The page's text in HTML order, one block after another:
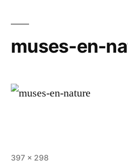
muses-en-
Taille
397 × 298